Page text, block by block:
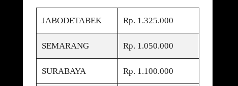
JABODETABEK Rp. 1.325.000
SEMARANG Rp. 1.050.000
SURABAYA Rp. 1.100.000